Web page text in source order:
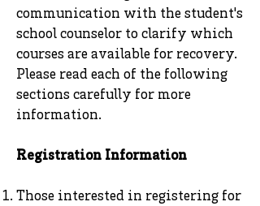
communication with the student's
school counselor to clarify which
courses are available for recovery.
Please read each of the following
sections carefully for more
information.
Registration Information
Those interested in registering for